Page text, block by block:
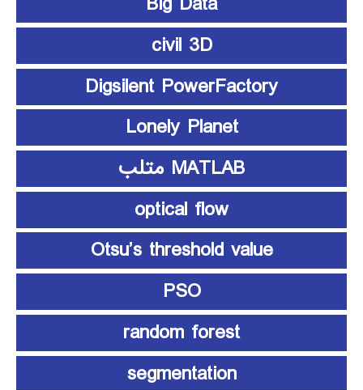
civil 3D
Digsilent PowerFactory
Lonely Planet
MATLAB متلب
optical flow
Otsu’s threshold value
PSO
random forest
segmentation